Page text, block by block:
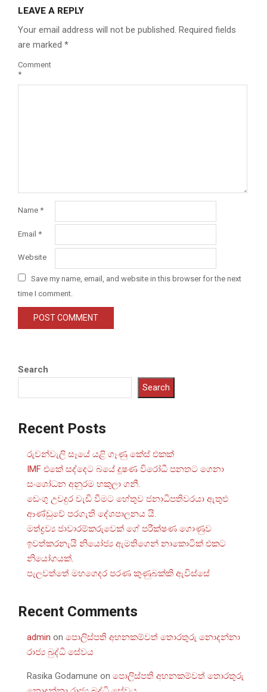
LEAVE A REPLY
Your email address will not be published. Required fields
are marked *
Comment
*
Name *
Email *
Website
Save my name, email, and website in this browser for the next
time I comment.
Search
Search
Recent Posts
රුවන්වැලි සෑයේ යළි ගෑණු කේස් එකක්
IMF එකේ සද්දෙට බයේ දූෂණ විරෝධී පනතට ගෙනා
සංශෝධන අනුරම හකුලා ගනී.
ඩෙංගු උවදුර වැඩි වීමට හේතුව ජනාධිපතිවරයා ඇතුළු
ආණ්ඩුවේ පරගැති දේශපාලනය යි.
මත්ද්‍රව්‍ය ජාවාරම්කරුවෙක් ගේ පරීක්ෂණ ගොණුව
ඉවත්කරනැයි නියෝජ්‍ය ඇමතිගෙන් නාකොටික් එකට
නියෝගයක්.
පැලවත්තේ මහගෙදර පරණ කුණුබක්කි ඇවිස්සේ
Recent Comments
admin on පොලිස්පති අහනකම්වත් තොරතුරු නොදන්නා
රාජ්‍ය බුද්ධි සේවය
Rasika Godamune on පොලිස්පති අහනකම්වත් තොරතුරු